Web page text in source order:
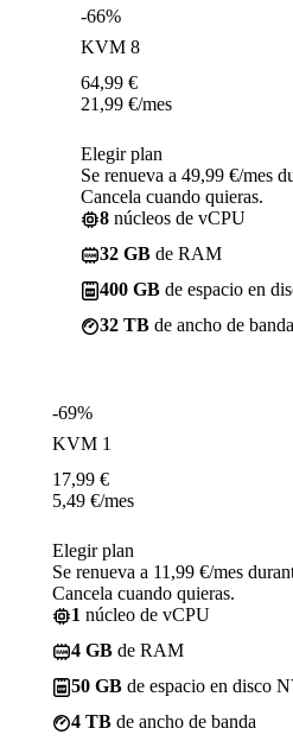
-66%
KVM 8
64,99 €
21,99 €/mes
Elegir plan
Se renueva a 49,99 €/mes
Cancela cuando quieras.
8 núcleos de vCPU
32 GB de RAM
400 GB de espacio en
32 TB de ancho de banda
-69%
KVM 1
17,99 €
5,49 €/mes
Elegir plan
Se renueva a 11,99 €/mes
Cancela cuando quieras.
1 núcleo de vCPU
4 GB de RAM
50 GB de espacio en disco
4 TB de ancho de banda